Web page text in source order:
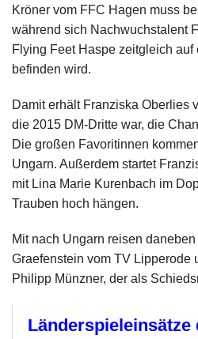
Kröner vom FFC Hagen muss
während sich Nachwuchstalent
Flying Feet Haspe zeitgleich
befinden wird.
Damit erhält Franziska Oberlies
die 2015 DM-Dritte war, die
Die großen Favoritinnen
Ungarn. Außerdem startet
mit Lina Marie Kurenbach im
Trauben hoch hängen.
Mit nach Ungarn reisen
Graefenstein vom TV Lipperode
Philipp Münzner, der als
Länderspieleinsätze